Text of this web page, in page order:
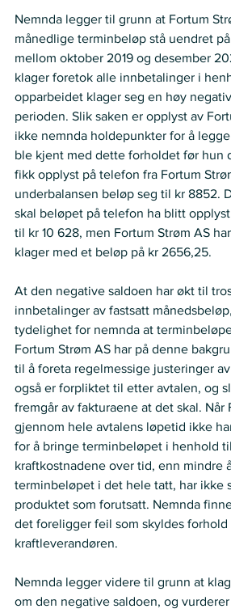
Nemnda legger til grunn at Fortum
månedlige terminbeløp stå uendret
mellom oktober 2019 og desember
klager foretok alle innbetalinger i
opparbeidet klager seg en høy
perioden. Slik saken er opplyst av
ikke nemnda holdepunkter for å
ble kjent med dette forholdet før hun
fikk opplyst på telefon fra Fortum
underbalansen beløp seg til kr 8852.
skal beløpet på telefon ha blitt
til kr 10 628, men Fortum Strøm AS
klager med et beløp på kr 2656,25.
At den negative saldoen har økt til
innbetalinger av fastsatt
tydelighet for nemnda at
Fortum Strøm AS har på denne
til å foreta regelmessige justeringer
også er forpliktet til etter avtalen, og
fremgår av fakturaene at det skal. Når
gjennom hele avtalens løpetid ikke
for å bringe terminbeløpet i henhold
kraftkostnadene over tid, enn mindre
terminbeløpet i det hele tatt, har ikke
produktet som forutsatt. Nemnda
det foreligger feil som skyldes forhold
kraftleverandøren.
Nemnda legger videre til grunn at
om den negative saldoen, og